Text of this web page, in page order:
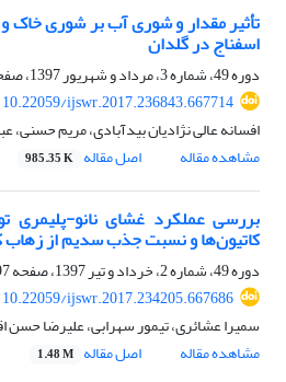
تأثیر مقدار و شوری آب بر شوری
اسفناج در گلدان
دوره 49، شماره 3، مرداد و شهریور 1397، صفحه
10.22059/ijswr.2017.236843.667714
افسانه عالی نژادیان بیدآبادی، مریم حسنی،
مشاهده مقاله
اصل مقاله 985.35 K
بررسی عملکرد غشای نانو-
کاتیون‌ها و نسبت جذب سدیم از
دوره 49، شماره 2، خرداد و تیر 1397، صفحه
10.22059/ijswr.2017.234205.667686
سمیرا عشائری، تیمور سهرابی، علیرضا حسن
مشاهده مقاله
اصل مقاله 1.48 M